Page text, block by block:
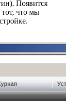
Появится
что мы